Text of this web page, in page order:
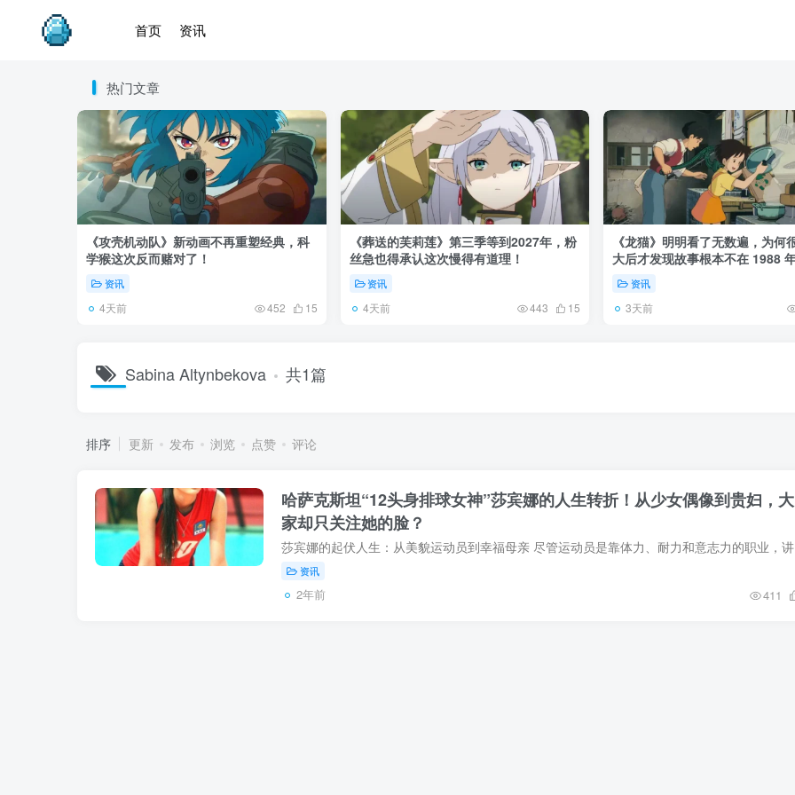
首页 资讯
热门文章
《攻壳机动队》新动画不再重塑经典，科
学猴这次反而赌对了！
资讯
4天前 452 15
《葬送的芙莉莲》第三季等到2027年，粉
丝急也得承认这次慢得有道理！
资讯
4天前 443 15
《龙猫》明明看了无数遍，为何
大后才发现故事根本不在 1988
资讯
3天前
Sabina Altynbekova 共1篇
排序 更新 发布 浏览 点赞 评论
哈萨克斯坦“12头身排球女神”莎宾娜的人生转折！从少女偶像到贵妇，大
家却只关注她的脸？
资讯
2年前 411